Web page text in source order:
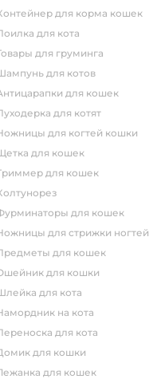
контейнер для корма кошек
поилка для кота
товары для груминга
шампунь для котов
антицарапки для кошек
пуходерка для котят
ножницы для когтей кошки
щетка для кошек
триммер для кошек
колтунорез
фурминаторы для кошек
ножницы для стрижки ногтей
предметы для кошек
ошейник для кошки
шлейка для кота
намордник на кота
переноска для кота
домик для кошки
лежанка для кошек